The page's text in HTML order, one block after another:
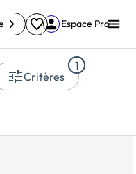
Espace Pro
Critères
1